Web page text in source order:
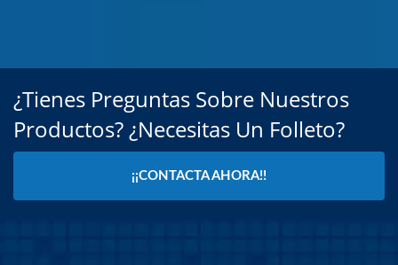
¿Tienes Preguntas Sobre Nuestros
Productos? ¿Necesitas Un Folleto?
¡¡CONTACTA AHORA!!